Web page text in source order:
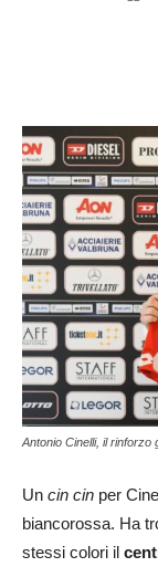
Antonio Cinelli, il rinforzo
Un cin cin per
biancorossa. Ha
stessi colori il